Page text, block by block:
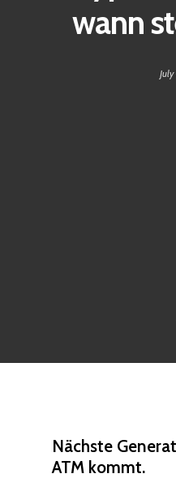
wann
Nächste
ATM kommt.